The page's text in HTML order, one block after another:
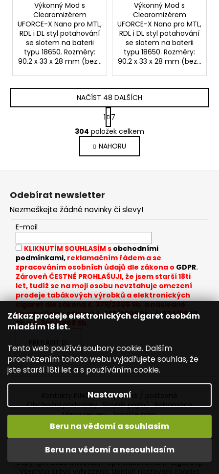
Zákaz prodeje elektronických cigaret osobám
mladším 18 let.
Tento web používá soubory cookie. Dalším
procházením tohoto webu vyjadřujete souhlas, že
jste starší 18ti let a s používáním cookie.
Nastavení
Beru na vědomí a nesouhlasím
Beru na vědomí a souhlasím
Vítejte ve světě INNOKIN. Nabízíme Vám to nejlepší ze světa
vapingu. DORUČENÍ ZDARMA nad 1000,- kč / 50 EURO!
Výkonný Mod s
Clearomizérem
UFORCE-X Nano pro MTL,
RDL i DL styl potahování
se slotem na baterii
typu 18650. Rozměry:
90.2 x 33 x 28 mm (bez...
Výkonný Mod s
Clearomizérem
UFORCE-X Nano pro MTL,
RDL i DL styl potahování
se slotem na baterii
typu 18650. Rozměry:
90.2 x 33 x 28 mm (bez...
O
v
l
á
d
p
r
v
k
y
v
ý
p
i
s
u
NAČÍST 48 DALŠÍCH
S
t
r
á
n
k
o
í
1
7
304 položek celkem
NAHORU
Odebírat newsletter
Nezmeškejte žádné novinky či slevy!
E-mail
KLIKNUTÍM SOUHLASÍM s obchodními
podmínkami,reklamačním řádem a se
zpracováním osobních údajů dle zákona o GDPR.
Zároveň ČESTNĚ PROHLAŠUJI, že jsem starší 18ti
let, tudíž se na moji osobu nevztahuje omezení
prodeje tabákových výrobků a elektronických
souvisejících zákonů č. 225/2006 Sb., č. 274/2008
Sb a č. 305/2009 Sb.
PŘIHLÁSIT SE
Kontakty INNOKIN Dopravné / poštovné
Obchodní podmínky Slovník pojmů Reklamace
Mapa serveru Napište nám
Vytvořil Shoptet
Copyright 2026INNOKIN - Specialista na e-cigarety.